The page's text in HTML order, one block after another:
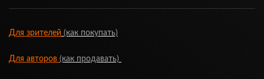
Для зрителей (как покупать)
Для авторов (как продавать)